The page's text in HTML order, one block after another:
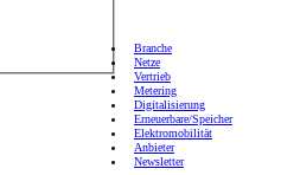
Branche
Netze
Vertrieb
Metering
Digitalisierung
Erneuerbare/Speicher
Elektromobilität
Anbieter
Newsletter